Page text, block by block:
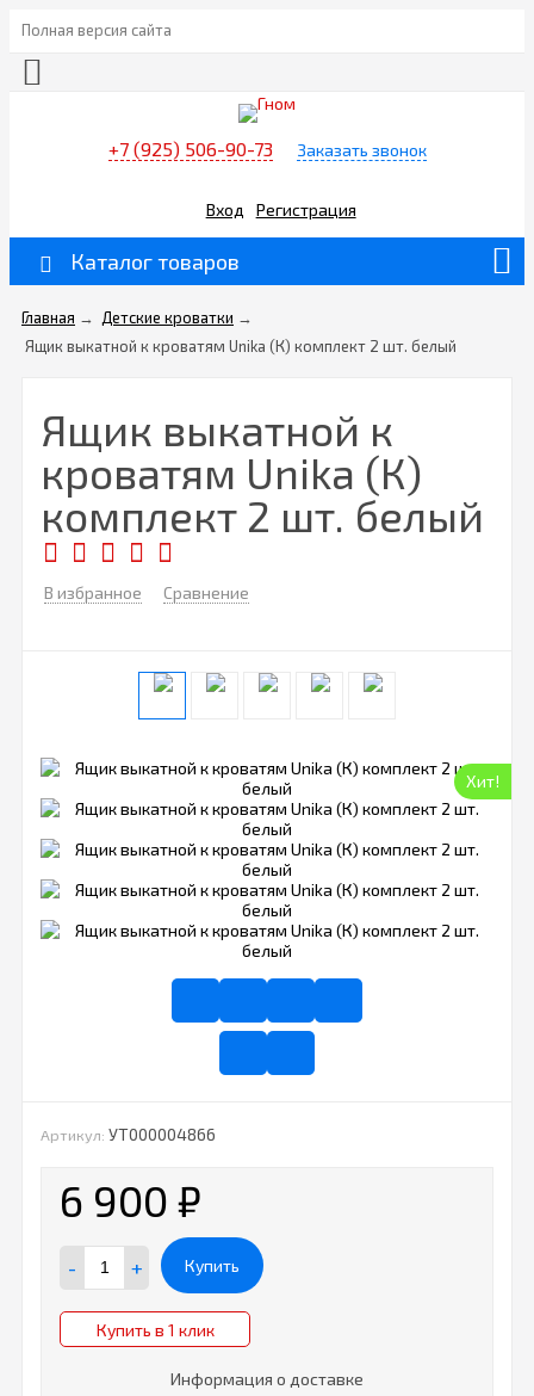
Полная версия сайта
+7 (925) 506-90-73 Заказать звонок
Вход Регистрация
Каталог товаров
Главная → Детские кроватки →
Ящик выкатной к кроватям Unika (К) комплект 2 шт. белый
Ящик выкатной к
кроватям Unika (К)
комплект 2 шт. белый
В избранное Сравнение
Хит!
Артикул: УТ000004866
6 900 ₽
- + Купить
Купить в 1 клик
Информация о доставке